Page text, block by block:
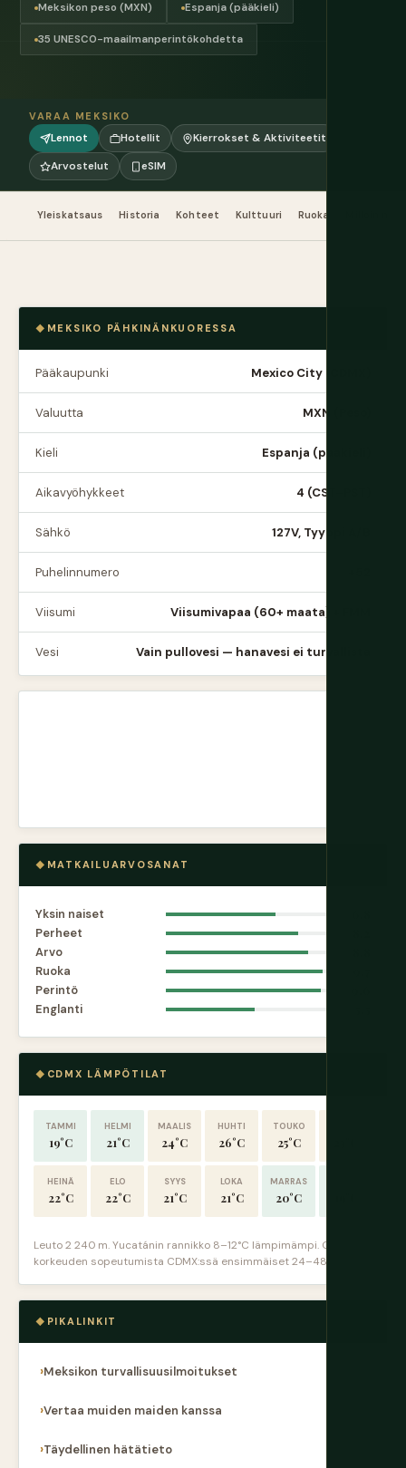
Meksikon peso (MXN) Espanja (pääkieli)
35 UNESCO-maailmanperintökohdetta
VARAA MEKSIKO
Lennot Hotellit
Kierrokset & Aktiviteetit
Arvostelut
eSIM
Yleiskatsaus Historia Kohteet Kulttuuri Ruoka
MEKSIKO PÄHKINÄNKUORESSA
Pääkaupunki Mexico City (CDMX)
Valuutta MXN (Peso)
Kieli Espanja (pääkieli)
Aikavyöhykkeet 4 (CST–PST)
Sähkö 127V, Tyyppi A/B
Puhelinnumero
Viisumi Viisumivapaa (60+ maata) + FMM
Vesi Vain pullovesi — hanavesi ei turvallista
MATKAILUARVOSANAT
Yksin naiset
Perheet
Arvo
Ruoka
Perintö
Englanti
CDMX LÄMPÖTILAT
TAMMI
19°C
HELMI
21°C
MAALIS
24°C
HUHTI
26°C
TOUKO
25°C
HEINÄ
22°C
ELO
22°C
SYYS
21°C
LOKA
21°C
MARRAS
20°C
Leuto 2 240 m. Yucatánin rannikko 8–12°C lämpimämpi. Odottele
korkeuden sopeutumista CDMX:ssä ensimmäiset 24–48 tuntia.
PIKALINKIT
Meksikon turvallisuusilmoitukset
Vertaa muiden maiden kanssa
Täydellinen hätätieto